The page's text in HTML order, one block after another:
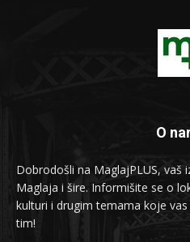
O
Dobrodošli na MaglajPLUS, vaš
Maglaja i šire. Informišite se o
kulturi i drugim temama koje vas
tim!